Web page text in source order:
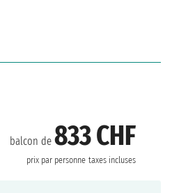
balcon de833 CHF
prix par personne taxes incluses